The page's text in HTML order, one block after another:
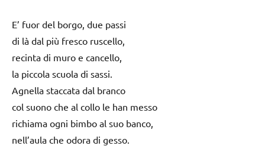
E’ fuor del borgo, due passi
di là dal più fresco ruscello,
recinta di muro e cancello,
la piccola scuola di sassi.
Agnella staccata dal branco
col suono che al collo le han messo
richiama ogni bimbo al suo banco,
nell’aula che odora di gesso.